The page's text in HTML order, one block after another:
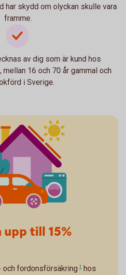
har skydd om olyckan skulle vara
framme.
av dig som är kund hos
mellan 16 och 70 år gammal och
i Sverige.
upp till 15%
och fordonsförsäkring 1 hos